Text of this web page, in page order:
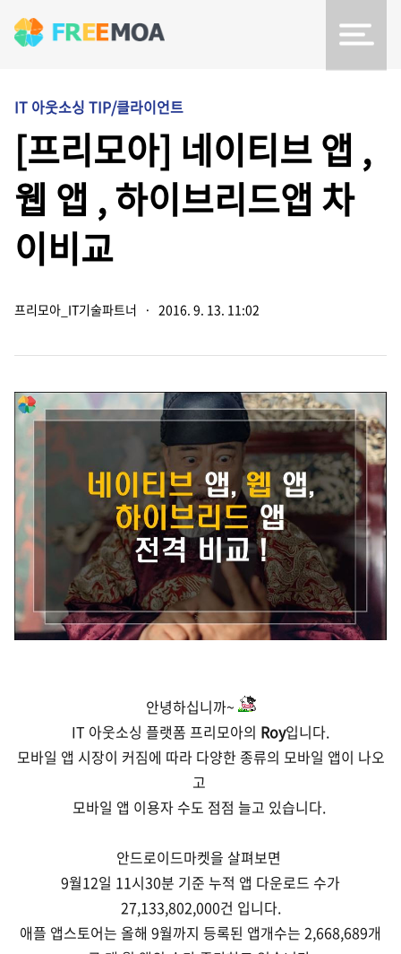
IT 아웃소싱 TIP/클라이언트
[프리모아] 네이티브 앱 ,
웹 앱 , 하이브리드앱 차
이비교
프리모아_IT기술파트너 · 2016. 9. 13. 11:02
안녕하십니까~
IT 아웃소싱 플랫폼 프리모아의 Roy입니다.
모바일 앱 시장이 커짐에 따라 다양한 종류의 모바일 앱이 나오
고
모바일 앱 이용자 수도 점점 늘고 있습니다.
안드로이드마켓을 살펴보면
9월12일 11시30분 기준 누적 앱 다운로드 수가
27,133,802,000건 입니다.
애플 앱스토어는 올해 9월까지 등록된 앱개수는 2,668,689개